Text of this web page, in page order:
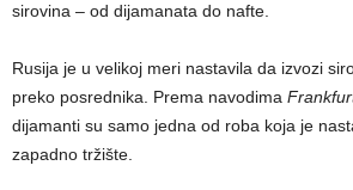
sirovina – od dijamanata do nafte.
Rusija je u velikoj meri nastavila da izvozi
preko posrednika. Prema navodima
dijamanti su samo jedna od roba koja je
zapadno tržište.